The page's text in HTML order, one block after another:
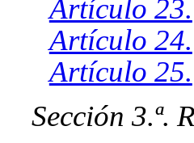
Artículo 23.
Artículo 24.
Artículo 25.
Sección 3.ª.